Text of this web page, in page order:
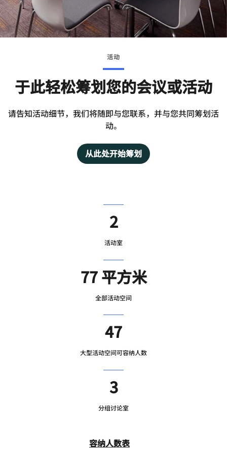
活动
于此轻松筹划您的会议或活动
请告知活动细节，我们将随即与您联系，并与您共同筹划活
动。
从此处开始筹划
2
活动室
77 平方米
全部活动空间
47
大型活动空间可容纳人数
3
分组讨论室
容纳人数表